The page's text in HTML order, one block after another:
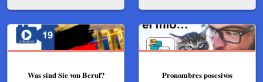
Was sind Sie von Beruf? Pronombres posesivos